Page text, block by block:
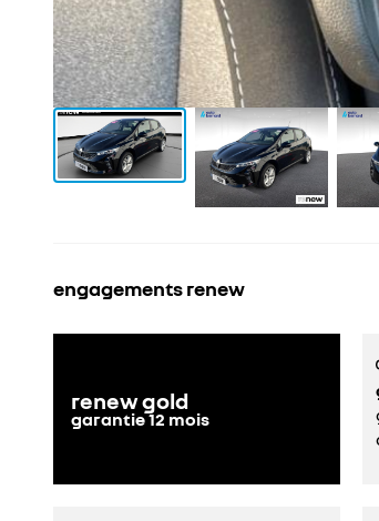
engagements renew
renew gold
garantie12 mois